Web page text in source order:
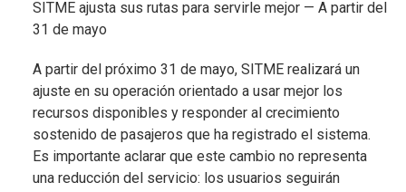
SITME ajusta sus rutas para servirle mejor — A partir del
31 de mayo
A partir del próximo 31 de mayo, SITME realizará un
ajuste en su operación orientado a usar mejor los
recursos disponibles y responder al crecimiento
sostenido de pasajeros que ha registrado el sistema.
Es importante aclarar que este cambio no representa
una reducción del servicio: los usuarios seguirán